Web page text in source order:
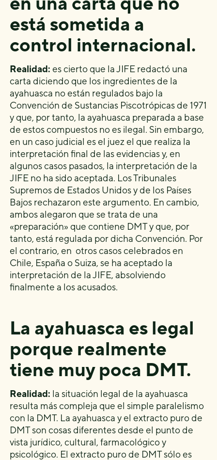
está sometida a
control internacional.
Realidad: es cierto que la JIFE redactó una
carta diciendo que los ingredientes de la
ayahuasca no están regulados bajo la
Convención de Sustancias Piscotrópicas de 1971
y que, por tanto, la ayahuasca preparada a base
de estos compuestos no es ilegal. Sin embargo,
en un caso judicial es el juez el que realiza la
interpretación final de las evidencias y, en
algunos casos pasados, la interpretación de la
JIFE no ha sido aceptada. Los Tribunales
Supremos de Estados Unidos y de los Países
Bajos rechazaron este argumento. En cambio,
ambos alegaron que se trata de una
«preparación» que contiene DMT y que, por
tanto, está regulada por dicha Convención. Por
el contrario, en otros casos celebrados en
Chile, España o Suiza, se ha aceptado la
interpretación de la JIFE, absolviendo
finalmente a los acusados.
La ayahuasca es legal
porque realmente
tiene muy poca DMT.
Realidad: la situación legal de la ayahuasca
resulta más compleja que el simple paralelismo
con la DMT. La ayahuasca y el extracto puro de
DMT son cosas diferentes desde el punto de
vista jurídico, cultural, farmacológico y
psicológico. El extracto puro de DMT sólo es